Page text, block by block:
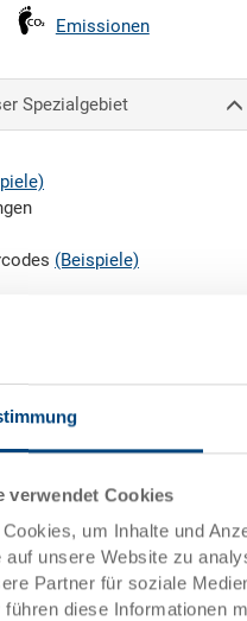
verwendet Cookies
um Inhalte und
auf unsere Website zu
Partner für soziale
führen diese Informationen
Emissionen
Spezialgebiet
(Beispiele)
CHF Nettowarenwert
)
Produktion